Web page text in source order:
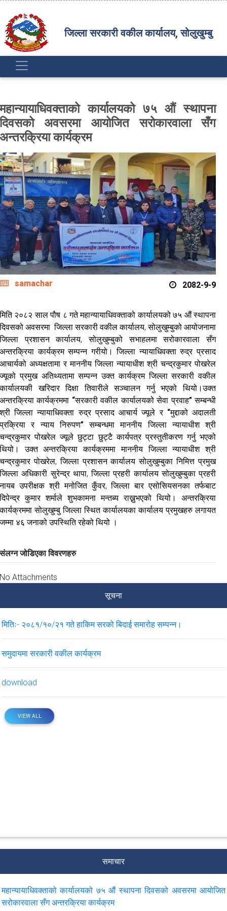
जिल्ला सरकारी वकील कार्यालय, सोलुखुम्बु
महान्यायाधिवक्ताको कार्यालयको ७५ औं स्थापना
दिवसको अवसरमा आयोजित सरोकारवाला सँग
अन्तरक्रिया कार्यक्रम
samachar 2082-9-9
मिति २०८२ साल पौष ८ गते महान्यायाधिवक्ताको कार्यालयको ७५ औं स्थापना
दिवसको अवसरमा जिल्ला सरकारी वकील कार्यालय, सोलुखुम्बुको आयोजनामा
जिल्ला प्रशासन कार्यालय, सोलुखुम्बुको सभाहलमा सरोकारवाला सँग
अन्तरक्रिया कार्यक्रम सम्पन्न गरीयो। जिल्ला न्यायाधिवक्ता रुद्र प्रसाद
आचार्यको अध्यक्षतामा र माननीय जिल्ला न्यायाधीश श्री चन्द्रकुमार पोखरेल
ज्यूको प्रमुख अतिथ्यतामा सम्पन्न उक्त कार्यक्रम जिल्ला सरकारी वकील
कार्यालयकी खरिदार दिक्षा तिवारीले सञ्चालन गर्नु भएको थियो।उक्त
अन्तरक्रिया कार्यक्रममा “सरकारी वकील कार्यालयको सेवा प्रवाह”सम्बन्धी
श्री जिल्ला न्यायाधिवक्ता रुद्र प्रसाद आचार्य ज्यूले र “मुद्दाको अदालती
प्रक्रिया र न्याय निरुपण”सम्बन्धमा माननीय जिल्ला न्यायाधीश श्री
चन्द्रकुमार पोखरेल ज्यूले छुट्टा छुट्टै कार्यपत्र प्रस्तुतीकरण गर्नु भएको
थियो। उक्त अन्तरक्रिया कार्यक्रममा माननीय जिल्ला न्यायाधीश श्री
चन्द्रकुमार पोखरेल, जिल्ला प्रशासन कार्यालय सोलुखुम्बुका निमित्त प्रमुख
जिल्ला अधिकारी सुरेन्द्र थापा, जिल्ला प्रहरी कार्यालय सोलुखुम्बुका प्रहरी
नायब उपरीक्षक श्री मनोजित कुँवर, जिल्ला बार एसोसियसनका तर्फबाट
दिपेन्द्र कुमार शर्माले शुभकामना मन्तब्य राख्नुभएको थियो। अन्तरक्रिया
कार्यक्रममा सोलुखुम्बु जिल्ला स्थित कार्यालयका कार्यालय प्रमुखहरु लगायत
जम्मा ४६ जनाको उपस्थिति रहेको थियो ।
संलग्न जोडिएका विवरणहरु
No Attachments
सूचना
मितिः- २०८१/१०/२१ गते हाकिम सरको बिदाई समारोह सम्पन्न।
समुदायमा सरकारी वकील कार्यक्रम
download
VIEW ALL
समाचार
महान्यायाधिवक्ताको कार्यालयको ७५ औं स्थापना दिवसको अवसरमा आयोजित
सरोकारवाला सँग अन्तरक्रिया कार्यक्रम